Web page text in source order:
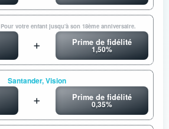
Pour votre enfant jusqu'à son 18ème anniversaire.
Prime de fidélité
1,50%
Santander, Vision
Prime de fidélité
0,35%